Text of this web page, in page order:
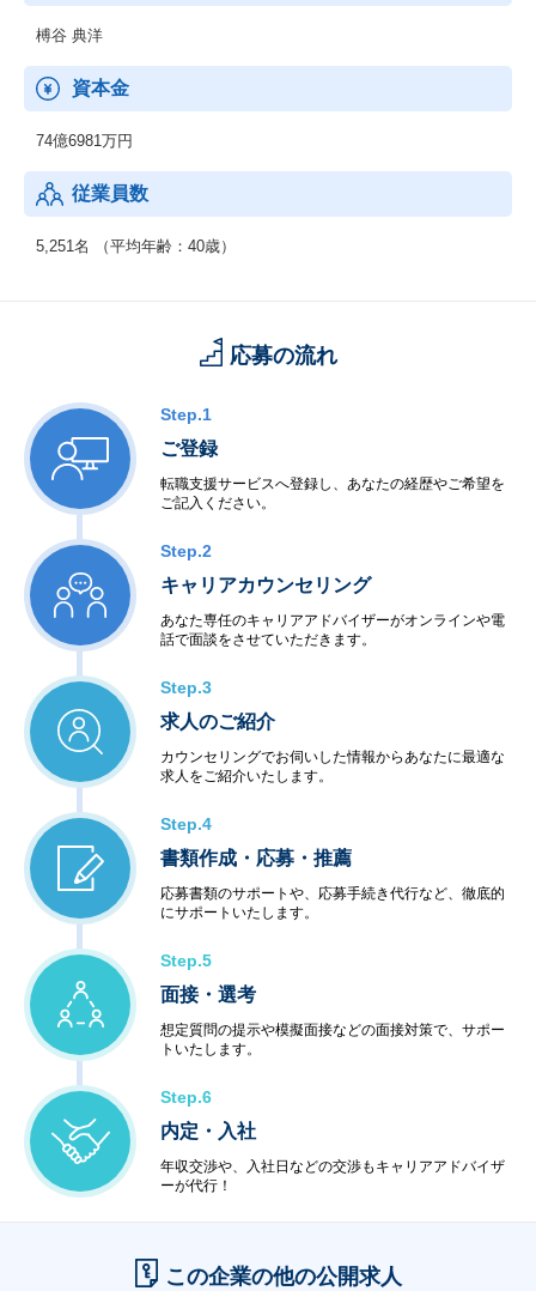
榑谷 典洋
資本金
74億6981万円
従業員数
5,251名 （平均年齢：40歳）
応募の流れ
Step.1
ご登録
転職支援サービスへ登録し、あなたの経歴やご希望を
ご記入ください。
Step.2
キャリアカウンセリング
あなた専任のキャリアアドバイザーがオンラインや電
話で面談をさせていただきます。
Step.3
求人のご紹介
カウンセリングでお伺いした情報からあなたに最適な
求人をご紹介いたします。
Step.4
書類作成・応募・推薦
応募書類のサポートや、応募手続き代行など、徹底的
にサポートいたします。
Step.5
面接・選考
想定質問の提示や模擬面接などの面接対策で、サポー
トいたします。
Step.6
内定・入社
年収交渉や、入社日などの交渉もキャリアアドバイザ
ーが代行！
この企業の他の公開求人